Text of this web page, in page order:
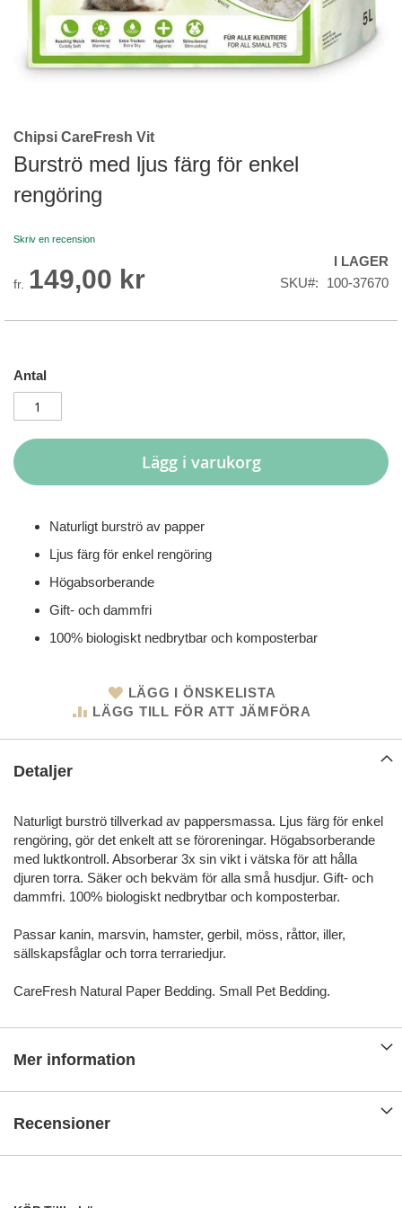
Skip
to
the
beginning
the
gallery
Chipsi CareFresh Vit
Burströ med ljus färg för enkel
rengöring
Skriv en recension
fr. 149,00 kr
I LAGER
SKU
100-37670
Antal
Lägg i varukorg
Naturligt burströ av papper
Ljus färg för enkel rengöring
Högabsorberande
Gift- och dammfri
100% biologiskt nedbrytbar och komposterbar
LÄGG I ÖNSKELISTA
LÄGG TILL FÖR ATT JÄMFÖRA
Detaljer
Naturligt burströ tillverkad av pappersmassa. Ljus färg för enkel
rengöring, gör det enkelt att se föroreningar. Högabsorberande
med luktkontroll. Absorberar 3x sin vikt i vätska för att hålla
djuren torra. Säker och bekväm för alla små husdjur. Gift- och
dammfri. 100% biologiskt nedbrytbar och komposterbar.
Passar kanin, marsvin, hamster, gerbil, möss, råttor, iller,
sällskapsfåglar och torra terrariedjur.
CareFresh Natural Paper Bedding. Small Pet Bedding.
Mer information
Recensioner